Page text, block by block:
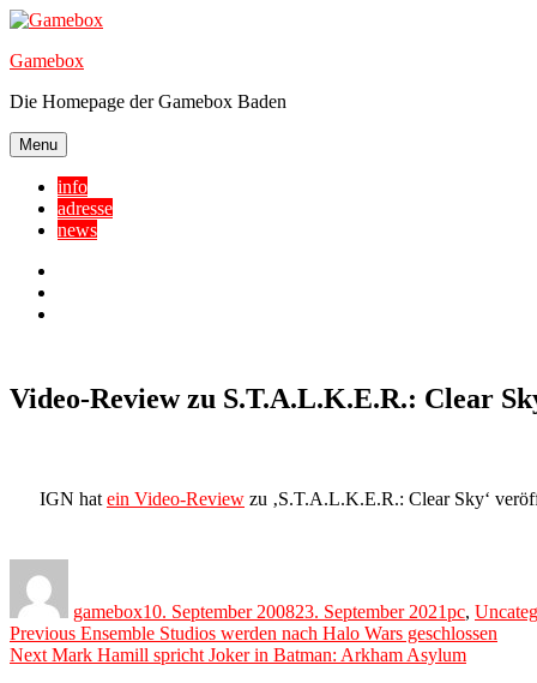
Skip
content
Gamebox
Die Homepage der Gamebox Baden
Menu
info
adresse
news
Video-Review zu S.T.A.L.K.E.R.: Clear
IGN hat ein Video-Review zu ‚S.T.A.L.K.E.R.: Clear Sky‘
gamebox10. September 200823. September 2021pc,
Beitragsnavigation
Previous Previous
post:
Ensemble Studios werden nach Halo Wars geschlossen
Next Next
Mark Hamill spricht Joker in Batman: Arkham Asylum